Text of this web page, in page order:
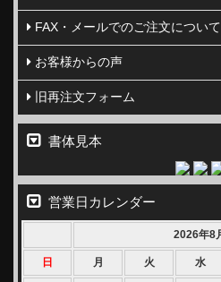
FAX・メールでのご注文について
お客様からの声
旧再注文フォーム
書体見本
営業日カレンダー